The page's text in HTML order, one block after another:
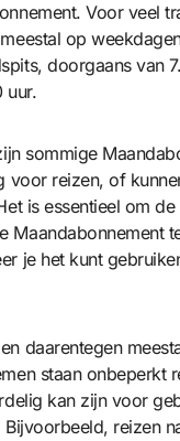
Voor veel
op
doorgaans van
uur.
sommige
voor reizen, of
is essentieel om
Maandabonnement
je het kunt
daarentegen
staan onbeperkt
kan zijn voor
Bijvoorbeeld, reizen